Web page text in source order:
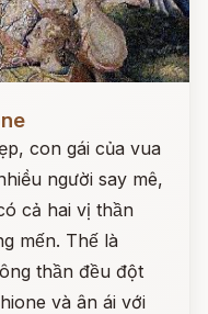
con gái của vua
người say mê,
cả hai vị thần
mến. Thế là
thần đều đột
và ân ái với